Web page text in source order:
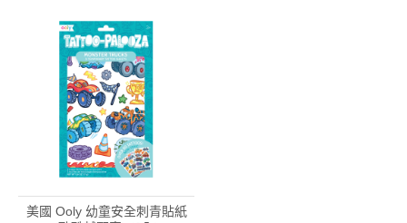
美國 Ooly 幼童安全刺青貼紙